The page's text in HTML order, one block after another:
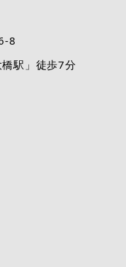
8
駅」徒歩7分